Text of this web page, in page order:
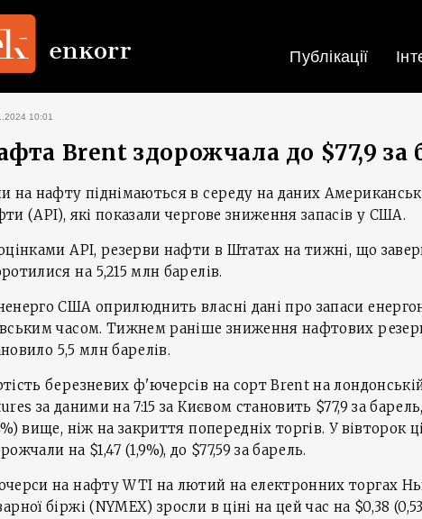
Публікації
10:01
Brent здорожчала до $77,9 за
на нафту піднімаються в середу на даних
(API), які показали чергове зниження запасів у США.
API, резерви нафти в Штатах на тижні, що
на 5,215 млн барелів.
США оприлюднить власні дані про запаси
часом. Тижнем раніше зниження нафтових
5,5 млн барелів.
березневих ф'ючерсів на сорт Brent на
за даними на 7:15 за Києвом становить $77,9 за
вище, ніж на закриття попередніх торгів. У вівторок
на $1,47 (1,9%), до $77,59 за барель.
на нафту WTI на лютий на електронних торгах
біржі (NYMEX) зросли в ціні на цей час на $0,38